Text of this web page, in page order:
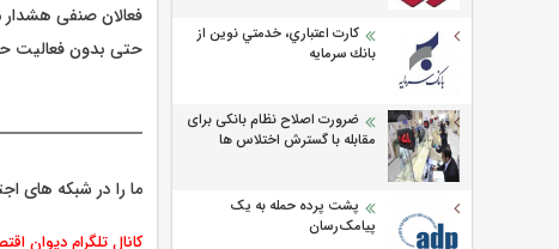
كارت اعتباري، خدمتي نوين از
بانك سرمايه
ضرورت اصلاح نظام بانکی برای
مقابله با گسترش اختلاس ها
پشت پرده حمله به یک
پیامک‌رسان
فعالان صنفی هشدار
حتی بدون فعالیت
ما را در شبکه های
کانال تلگرام دیوان